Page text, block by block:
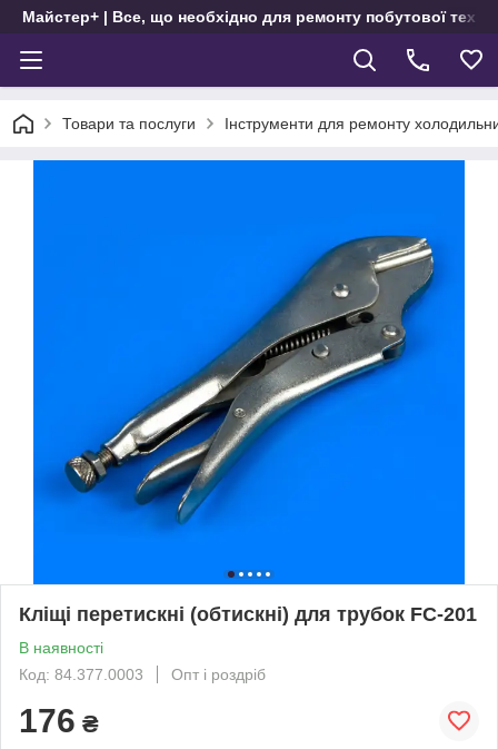
Майстер+ | Все, що необхідно для ремонту побутової
Товари та послуги Інструменти для ремонту
Кліщі перетискні (обтискні) для трубок FC-201
В наявності
Код: 84.377.0003
Опт і роздріб
176 ₴